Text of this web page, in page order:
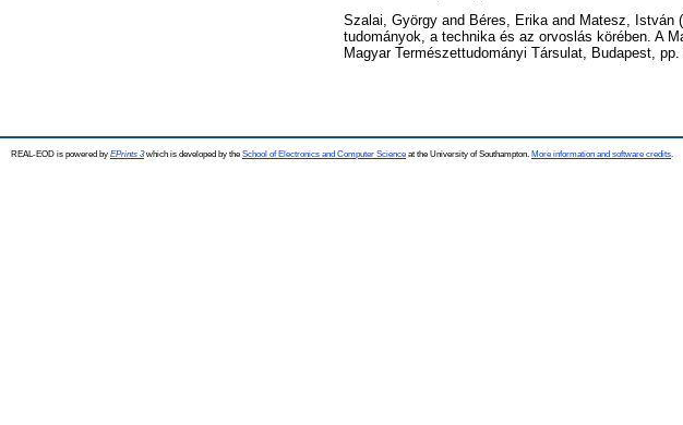
Szalai, György and Béres, Erikaand Matesz, István
tudományok, a technika és az orvoslás körében. A
Magyar Természettudományi Társulat, Budapest,
REAL-EOD is powered by EPrints 3which is developed by the School of Electronics and Computer Science at the University of Southampton. More information and software credits